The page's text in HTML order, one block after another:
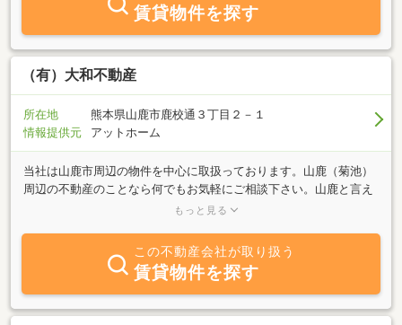
賃貸物件を探す
（有）大和不動産
所在地
熊本県山鹿市鹿校通３丁目２－１
情報提供元
アットホーム
当社は山鹿市周辺の物件を中心に取扱っております。山鹿（菊池）
周辺の不動産のことなら何でもお気軽にご相談下さい。山鹿と言え
ば温泉！山鹿温泉・平山温泉近辺の土地、建物もたくさんご用意し
もっと見る
この不動産会社が取り扱う
賃貸物件を探す